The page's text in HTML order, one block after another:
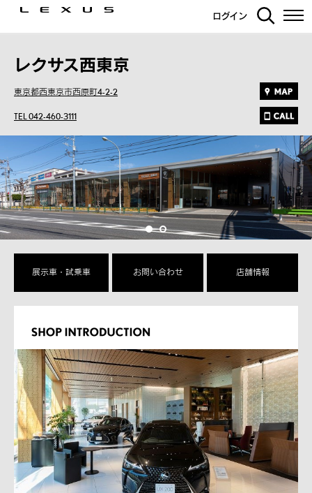
ログイン
レクサス西東京
東京都西東京市西原町4-2-2
TEL 042-460-3111
展示車・試乗車 お問い合わせ 店舗情報